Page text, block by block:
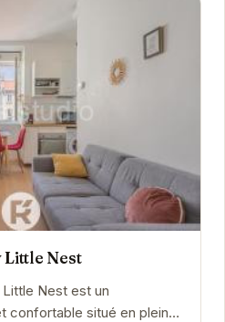
Little Nest
Nest est un
confortable situé en plein